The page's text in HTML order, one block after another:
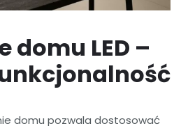
domu LED –
domu pozwala dostosować